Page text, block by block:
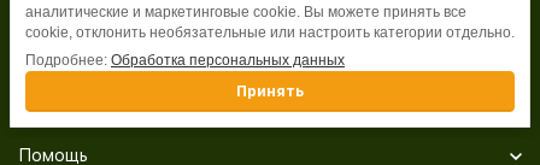
Каталог
Помощь
аналитические и маркетинговые cookie. Вы можете принять все
cookie, отклонить необязательные или настроить категории отдельно.
Подробнее: Обработка персональных данных
Принять